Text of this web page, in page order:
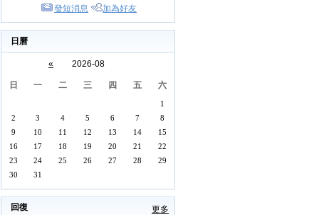
發短消息
加為好友
日曆
« 2026-08
日 一 二 三 四 五 六
1
2
3 4 5 6 7
8
9
10 11 12 13 14
15
16
17 18 19 20 21
22
23
24 25 26 27 28
29
30
31
回復 更多